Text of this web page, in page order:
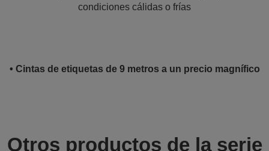
condiciones cálidas o frías
• Cintas de etiquetas de 9 metros a un precio magnífico
Otros productos de la serie